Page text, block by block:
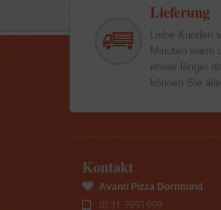
Lieferung
Liebe Kunden
Minuten warm
etwas länger
können Sie
Kontakt
Avanti Pizza Dortmund
0231 7991999